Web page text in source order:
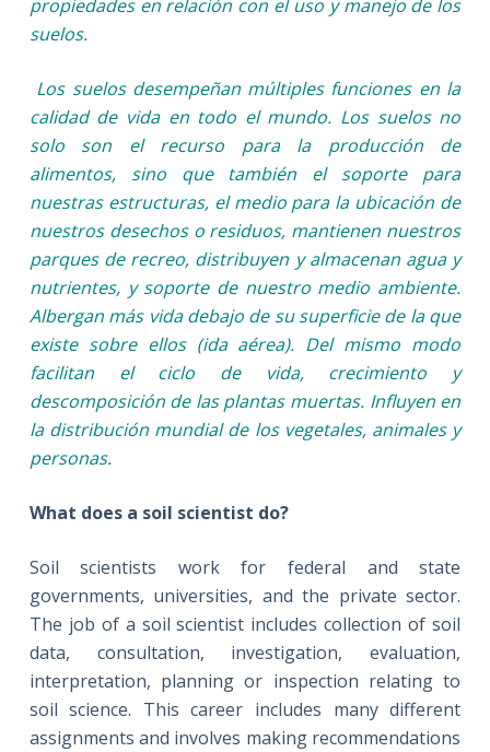
propiedades en relación con el uso y manejo de los
suelos.
Los suelos desempeñan múltiples funciones en la
calidad de vida en todo el mundo. Los suelos no
solo son el recurso para la producción de
alimentos, sino que también el soporte para
nuestras estructuras, el medio para la ubicación de
nuestros desechos o residuos, mantienen nuestros
parques de recreo, distribuyen y almacenan agua y
nutrientes, y soporte de nuestro medio ambiente.
Albergan más vida debajo de su superficie de la que
existe sobre ellos (ida aérea). Del mismo modo
facilitan el ciclo de vida, crecimiento y
descomposición de las plantas muertas. Influyen en
la distribución mundial de los vegetales, animales y
personas.
What does a soil scientist do?
Soil scientists work for federal and state
governments, universities, and the private sector.
The job of a soil scientist includes collection of soil
data, consultation, investigation, evaluation,
interpretation, planning or inspection relating to
soil science. This career includes many different
assignments and involves making recommendations